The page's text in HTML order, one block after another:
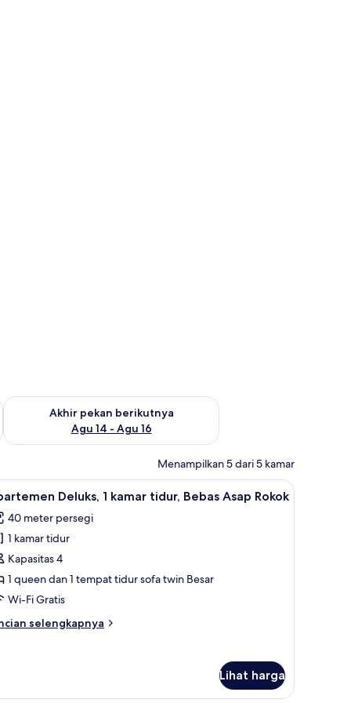
Agu 7 - Agu 9
Akhir pekan berikutnya
Agu 14 - Agu 16
Periksa ketersediaan untuk akhir pekan berikutnya Agu 14 -
Menampilkan 5 dari 5 kamar
Asap Rokok | 1 kamar tidur, seprai premium, minibar, dan meja kerja
Apartemen Deluks, 1 kamar tidur, Bebas
14 Deluks, 1 kamar tidur, Bebas Asap Rokok
40 meter persegi
1 kamar tidur
Kapasitas 4
1 queen dan 1 tempat tidur sofa twin Besar
Wi-Fi Gratis
selengkapnya
Lihat harga